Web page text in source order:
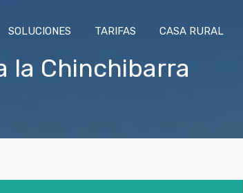
SOLUCIONES TARIFAS CASA RURAL
la Chinchibarra